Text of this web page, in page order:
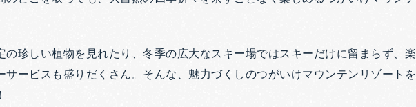
の珍しい植物を見れたり、冬季の広大なスキー場ではスキーだけに留まらず、楽
サービスも盛りだくさん。そんな、魅力づくしのつがいけマウンテンリゾートを